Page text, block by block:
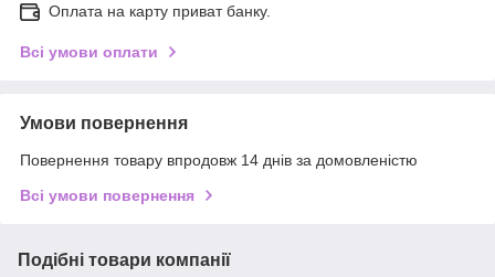
Оплата на карту приват банку.
Всі умови оплати
Умови повернення
Повернення товару впродовж 14 днів за домовленістю
Всі умови повернення
Подібні товари компанії